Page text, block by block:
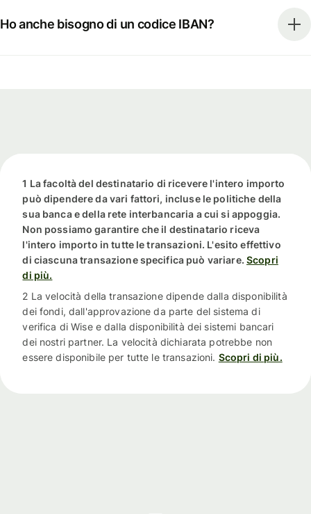
Ho anche bisogno di un codice IBAN?
1 La facoltà del destinatario di ricevere l'intero importo
può dipendere da vari fattori, incluse le politiche della
sua banca e della rete interbancaria a cui si appoggia.
Non possiamo garantire che il destinatario riceva
l'intero importo in tutte le transazioni. L'esito effettivo
di ciascuna transazione specifica può variare. Scopri
di più.
2 La velocità della transazione dipende dalla disponibilità
dei fondi, dall'approvazione da parte del sistema di
verifica di Wise e dalla disponibilità dei sistemi bancari
dei nostri partner. La velocità dichiarata potrebbe non
essere disponibile per tutte le transazioni. Scopri di più.